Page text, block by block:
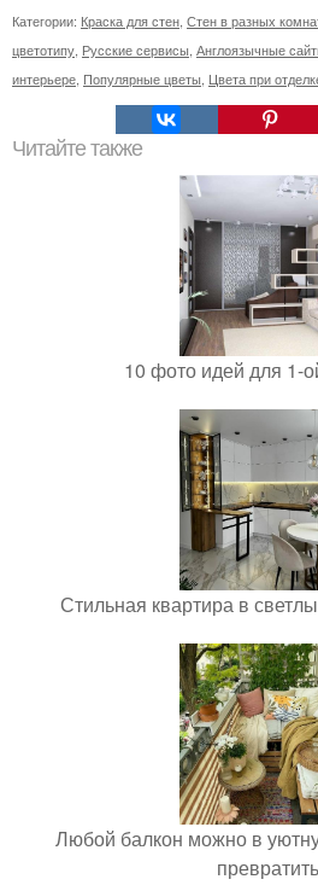
Категории: Краска для стен Стен в разных
цветотипу Русские сервисы Англоязычные
интерьере Популярные цветы Цвета при
Читайте также
10 фото идей для 1-
Стильная квартира в
Любой балкон можно в